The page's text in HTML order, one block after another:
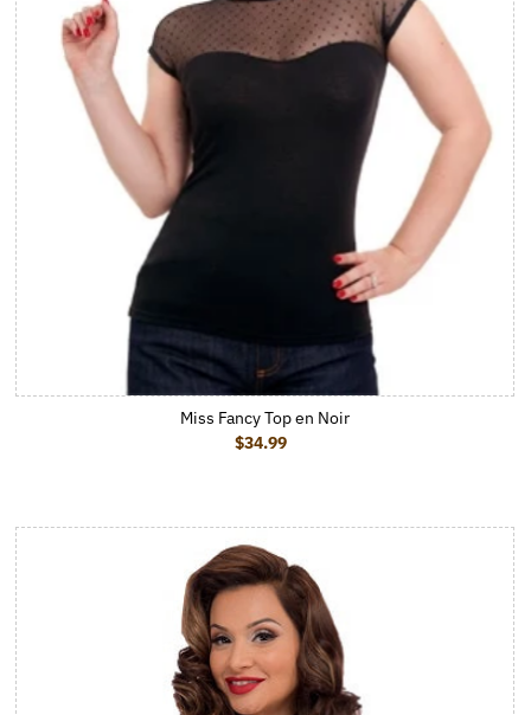
Miss Fancy Top en Noir
Prix ordinaire
$34.99